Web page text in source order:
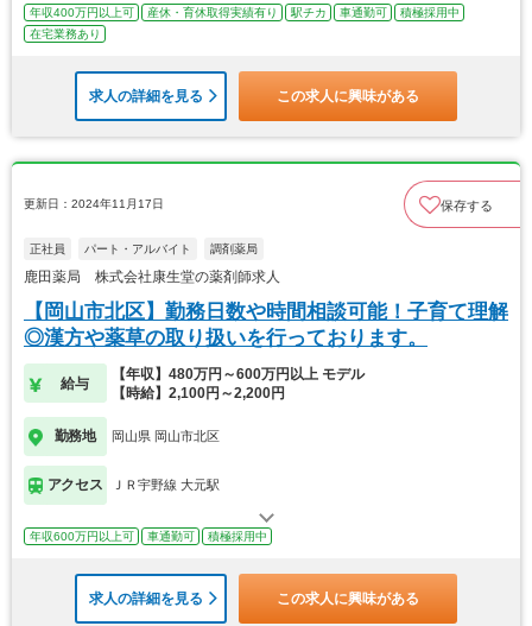
年収400万円以上可 産休・育休取得実績有り 駅チカ 車通勤可
積極採用中
在宅業務あり
求人の詳細を見る この求人に興味がある
更新日：2024年11月17日 保存する
正社員 パート・アルバイト 調剤薬局
鹿田薬局 株式会社康生堂の薬剤師求人
【岡山市北区】勤務日数や時間相談可能！子育て理解
◎漢方や薬草の取り扱いを行っております。
給与
【年収】480万円～600万円以上 モデル
【時給】2,100円～2,200円
勤務地 岡山県 岡山市北区
アクセス ＪＲ宇野線 大元駅
年収600万円以上可 車通勤可 積極採用中
求人の詳細を見る この求人に興味がある